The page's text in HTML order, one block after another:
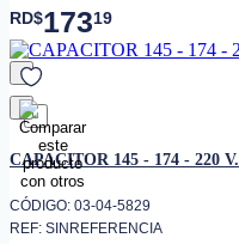
RD$17319
favorito
CAPACITOR 145 - 174 - 220 V.
CÓDIGO: 03-04-5829
REF: SINREFERENCIA